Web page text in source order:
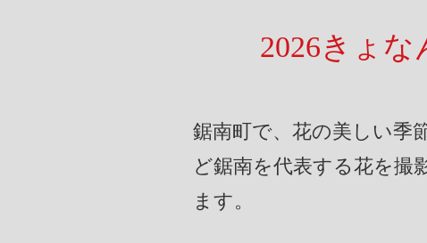
2026きょ
鋸南町で、花の美しい季
ど鋸南を代表する花を撮
ます。